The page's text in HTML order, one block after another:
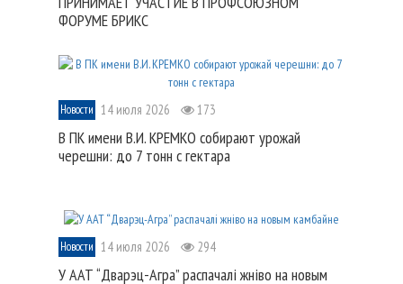
ФОРУМЕ БРИКС
Новости 14 июля 2026 173
В ПК имени В.И. КРЕМКО собирают урожай
черешни: до 7 тонн с гектара
Новости 14 июля 2026 294
У ААТ “Дварэц-Агра” распачалі жніво на новым